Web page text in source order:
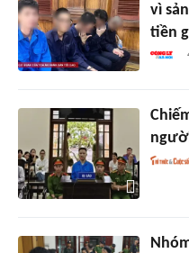
vì
tiền